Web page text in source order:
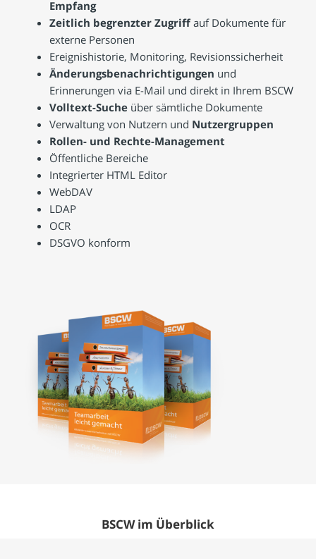
Empfang
Zeitlich begrenzter Zugriff auf Dokumente für
externe Personen
Ereignishistorie, Monitoring, Revisionssicherheit
Änderungsbenachrichtigungen und
Erinnerungen via E-Mail und direkt in Ihrem BSCW
Volltext-Suche über sämtliche Dokumente
Verwaltung von Nutzern und Nutzergruppen
Rollen- und Rechte-Management
Öffentliche Bereiche
Integrierter HTML Editor
WebDAV
LDAP
OCR
DSGVO konform
BSCW im Überblick